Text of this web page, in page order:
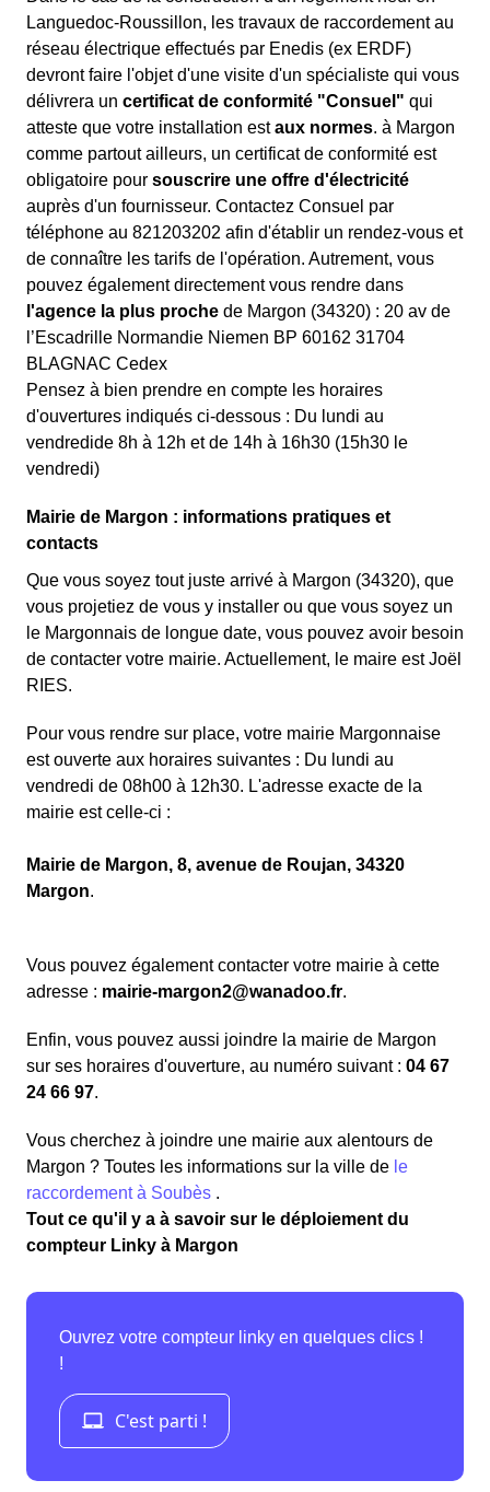
Languedoc-Roussillon, les travaux de raccordement au
réseau électrique effectués par Enedis (ex ERDF)
devront faire l'objet d'une visite d'un spécialiste qui vous
délivrera un certificat de conformité "Consuel" qui
atteste que votre installation estaux normes. à Margon
comme partout ailleurs, un certificat de conformité est
obligatoire pour souscrire une offre d'électricité
auprès d'un fournisseur. Contactez Consuel par
téléphone au 821203202 afin d'établir un rendez-vous et
de connaître les tarifs de l'opération. Autrement, vous
pouvez également directement vous rendre dans
l'agence la plus proche de Margon (34320) : 20 av de
l’Escadrille Normandie Niemen BP 60162 31704
BLAGNAC Cedex
Pensez à bien prendre en compte les horaires
d'ouvertures indiqués ci-dessous : Du lundi au
vendredide 8h à 12h et de 14h à 16h30 (15h30 le
vendredi)
Mairie de Margon : informations pratiques et
contacts
Que vous soyez tout juste arrivé à Margon (34320), que
vous projetiez de vous y installer ou que vous soyez un
le Margonnais de longue date, vous pouvez avoir besoin
de contacter votre mairie. Actuellement, le maire est Joël
RIES.
Pour vous rendre sur place, votre mairie Margonnaise
est ouverte aux horaires suivantes : Du lundi au
vendredi de 08h00 à 12h30. L'adresse exacte de la
mairie est celle-ci :
Mairie de Margon, 8, avenue de Roujan, 34320
Margon.
Vous pouvez également contacter votre mairie à cette
adresse : mairie-margon2@wanadoo.fr.
Enfin, vous pouvez aussi joindre la mairie de Margon
sur ses horaires d'ouverture, au numéro suivant : 04 67
24 66 97.
Vous cherchez à joindre une mairie aux alentours de
Margon ? Toutes les informations sur la ville de le
raccordement à Soubès .
Tout ce qu'il y a à savoir sur le déploiement du
compteur Linky à Margon